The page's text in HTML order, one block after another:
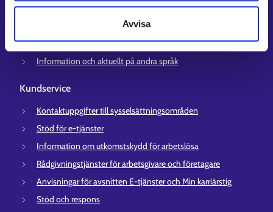
Avvisa
Min karriärstig
Lediga arbetsplatser
Information och aktuellt på andra språk
Kundservice
Kontaktuppgifter till sysselsättningsområden
Stöd för e-tjänster
Information om utkomstskydd för arbetslösa
Rådgivningstjänster för arbetsgivare och företagare
Anvisningar för avsnitten E-tjänster och Min karriärstig
Stöd och respons